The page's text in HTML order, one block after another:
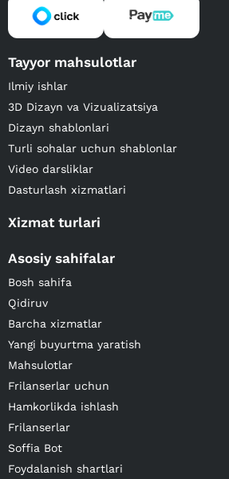
Tayyor mahsulotlar
Ilmiy ishlar
3D Dizayn va Vizualizatsiya
Dizayn shablonlari
Turli sohalar uchun shablonlar
Video darsliklar
Dasturlash xizmatlari
Xizmat turlari
Asosiy sahifalar
Bosh sahifa
Qidiruv
Barcha xizmatlar
Yangi buyurtma yaratish
Mahsulotlar
Frilanserlar uchun
Hamkorlikda ishlash
Frilanserlar
Soffia Bot
Foydalanish shartlari